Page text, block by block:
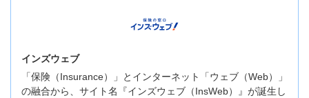
インズウェブ
「保険（Insurance）」とインターネット「ウェブ（Web）」
の融合から、サイト名『インズウェブ（InsWeb）』が誕生し